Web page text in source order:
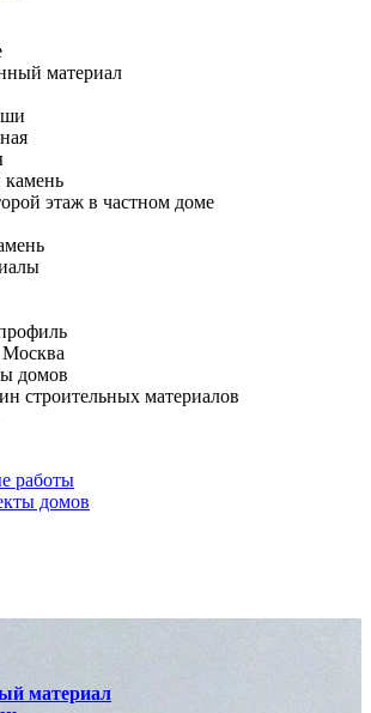
материал
этаж в частном доме
домов
строительных материалов
работы
домов
материал